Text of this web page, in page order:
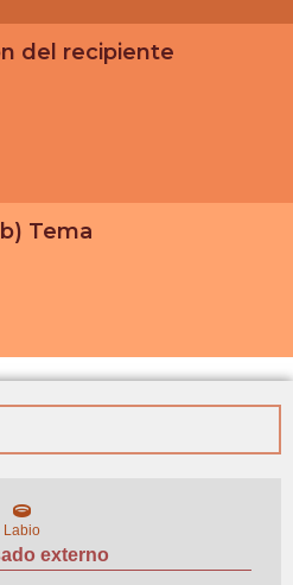
del recipiente
Tema
Labio
externo